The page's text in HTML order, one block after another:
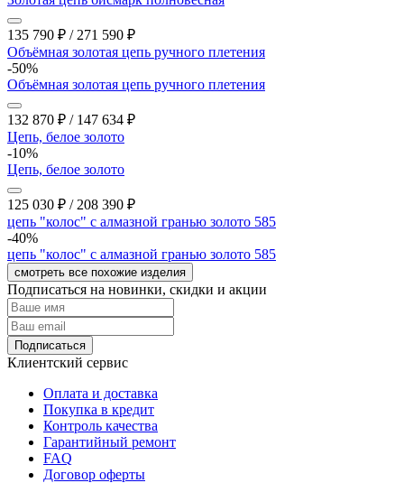
135 790 ₽ / 271 590 ₽
Объёмная золотая цепь ручного плетения
-50%
Объёмная золотая цепь ручного плетения
132 870 ₽ / 147 634 ₽
Цепь, белое золото
-10%
Цепь, белое золото
125 030 ₽ / 208 390 ₽
цепь "колос" с алмазной гранью золото 585
-40%
цепь "колос" с алмазной гранью золото 585
смотреть все похожие изделия
Подписаться на новинки, скидки и акции
Подписаться
Клиентский сервис
Оплата и доставка
Покупка в кредит
Контроль качества
Гарантийный ремонт
FAQ
Договор оферты